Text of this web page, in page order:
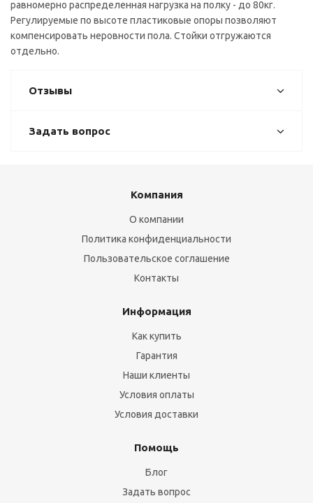
равномерно распределенная нагрузка на полку - до 80кг.
Регулируемые по высоте пластиковые опоры позволяют
компенсировать неровности пола. Стойки отгружаются
отдельно.
Отзывы
Задать вопрос
Компания
О компании
Политика конфиденциальности
Пользовательское соглашение
Контакты
Информация
Как купить
Гарантия
Наши клиенты
Условия оплаты
Условия доставки
Помощь
Блог
Задать вопрос